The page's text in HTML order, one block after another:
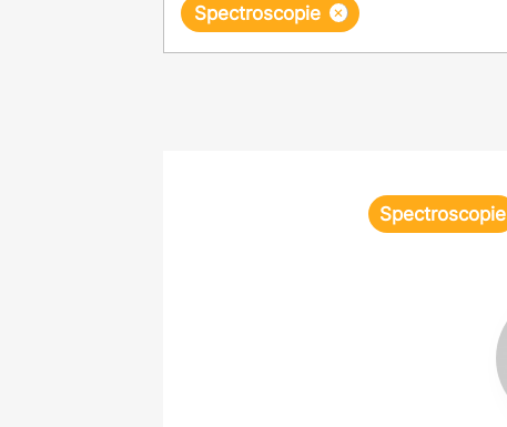
×
Spectroscopie
Spectroscopie